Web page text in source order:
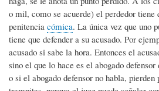
o mil, como se acuerde) el perdedor tiene
penitencia cómica. La única vez que uno
tiene que defender a su acusado. Por
acusado si sabe la hora. Entonces el
sino el que lo hace es el abogado
o si el abogado defensor no habla,